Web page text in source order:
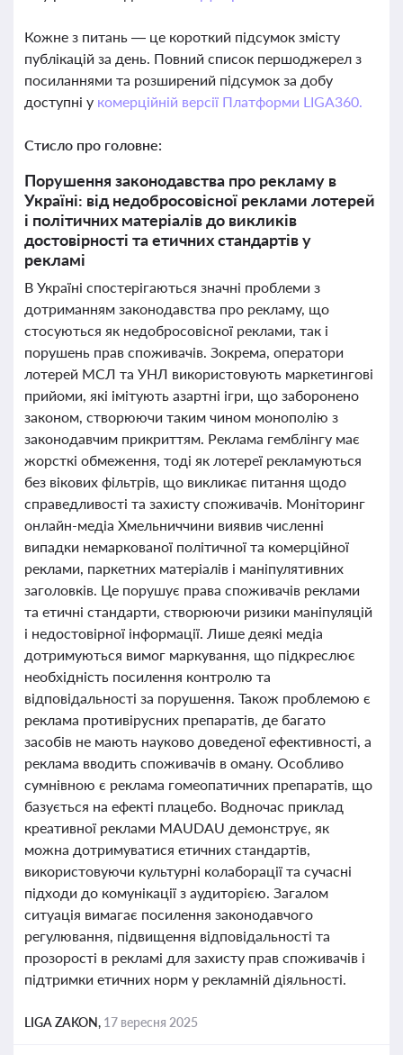
Кожне з питань — це короткий підсумок змісту
публікацій за день. Повний список першоджерел з
посиланнями та розширений підсумок за добу
доступні у комерційній версії Платформи LIGA360.
Стисло про головне:
Порушення законодавства про рекламу в
Україні: від недобросовісної реклами лотерей
і політичних матеріалів до викликів
достовірності та етичних стандартів у
рекламі
В Україні спостерігаються значні проблеми з
дотриманням законодавства про рекламу, що
стосуються як недобросовісної реклами, так і
порушень прав споживачів. Зокрема, оператори
лотерей МСЛ та УНЛ використовують маркетингові
прийоми, які імітують азартні ігри, що заборонено
законом, створюючи таким чином монополію з
законодавчим прикриттям. Реклама гемблінгу має
жорсткі обмеження, тоді як лотереї рекламуються
без вікових фільтрів, що викликає питання щодо
справедливості та захисту споживачів. Моніторинг
онлайн-медіа Хмельниччини виявив численні
випадки немаркованої політичної та комерційної
реклами, паркетних матеріалів і маніпулятивних
заголовків. Це порушує права споживачів реклами
та етичні стандарти, створюючи ризики маніпуляцій
і недостовірної інформації. Лише деякі медіа
дотримуються вимог маркування, що підкреслює
необхідність посилення контролю та
відповідальності за порушення. Також проблемою є
реклама противірусних препаратів, де багато
засобів не мають науково доведеної ефективності, а
реклама вводить споживачів в оману. Особливо
сумнівною є реклама гомеопатичних препаратів, що
базується на ефекті плацебо. Водночас приклад
креативної реклами MAUDAU демонструє, як
можна дотримуватися етичних стандартів,
використовуючи культурні колаборації та сучасні
підходи до комунікації з аудиторією. Загалом
ситуація вимагає посилення законодавчого
регулювання, підвищення відповідальності та
прозорості в рекламі для захисту прав споживачів і
підтримки етичних норм у рекламній діяльності.
LIGA ZAKON, 17 вересня 2025